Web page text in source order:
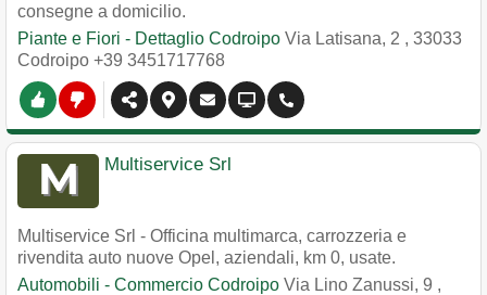
consegne a domicilio.
Piante e Fiori - Dettaglio Codroipo Via Latisana, 2 , 33033
Codroipo +39 3451717768
Multiservice Srl
Multiservice Srl - Officina multimarca, carrozzeria e
rivendita auto nuove Opel, aziendali, km 0, usate.
Automobili - Commercio Codroipo Via Lino Zanussi, 9 ,